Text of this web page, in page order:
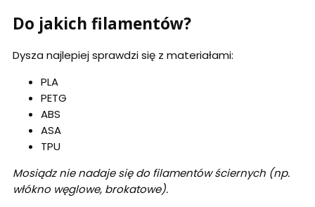
Do jakich filamentów?
Dysza najlepiej sprawdzi się z materiałami:
PLA
PETG
ABS
ASA
TPU
Mosiądz nie nadaje się do filamentów ściernych (np.
włókno węglowe, brokatowe).